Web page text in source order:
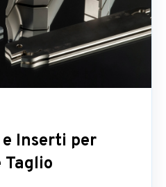
Inserti per